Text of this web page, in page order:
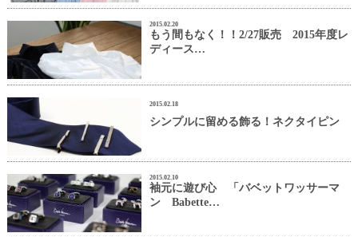
2015.02.20
もう間もなく！！2/27販売 2015年度レ
ディース…
2015.02.18
シンプルに留める飾る！ネクタイピン
2015.02.10
袖元に遊び心 「バベットワッサーマ
ン Babette…